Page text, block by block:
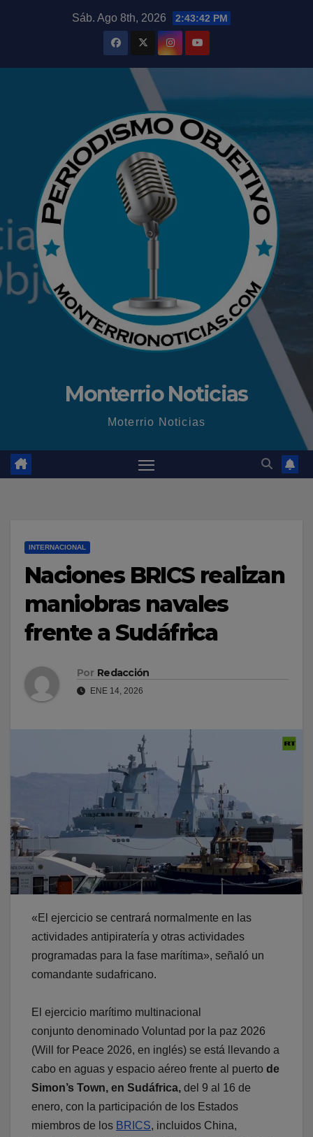
Sáb. Ago 8th, 2026 2:43:43 PM
Monterrio Noticias
Moterrio Noticias
INTERNACIONAL
Naciones BRICS realizan
maniobras navales
frente a Sudáfrica
Por Redacción
ENE 14, 2026
«El ejercicio se centrará normalmente en las
actividades antipiratería y otras actividades
programadas para la fase marítima», señaló un
comandante sudafricano.
El ejercicio marítimo multinacional
conjunto denominado Voluntad por la paz 2026
(Will for Peace 2026, en inglés) se está llevando a
cabo en aguas y espacio aéreo frente al puerto de
Simon’s Town, en Sudáfrica, del 9 al 16 de
enero, con la participación de los Estados
miembros de los BRICS, incluidos China,
modal-check